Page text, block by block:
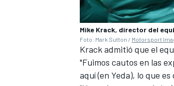
Mike Krack, director del
Foto: Mark Sutton / Motorsport
Krack admitió que el
"Fuimos cautos en las
aquí (en Yeda), lo que